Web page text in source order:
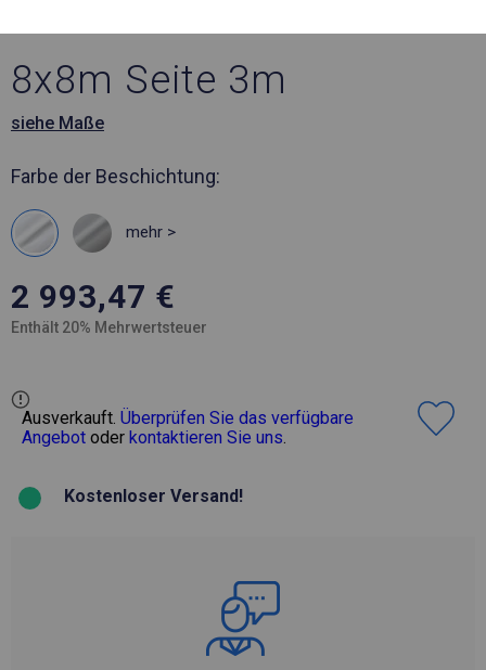
8x8m Seite 3m
siehe Maße
Farbe der Beschichtung:
mehr >
2 993,47 €
Enthält 20% Mehrwertsteuer
Ausverkauft. Überprüfen Sie das verfügbare
Angebot oder kontaktieren Sie uns.
Kostenloser Versand!